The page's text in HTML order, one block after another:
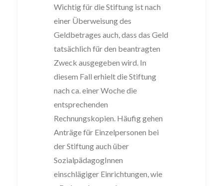
Wichtig für die Stiftung ist nach
einer Überweisung des
Geldbetrages auch, dass das Geld
tatsächlich für den beantragten
Zweck ausgegeben wird. In
diesem Fall erhielt die Stiftung
nach ca. einer Woche die
entsprechenden
Rechnungskopien. Häufig gehen
Anträge für Einzelpersonen bei
der Stiftung auch über
SozialpädagogInnen
einschlägiger Einrichtungen, wie